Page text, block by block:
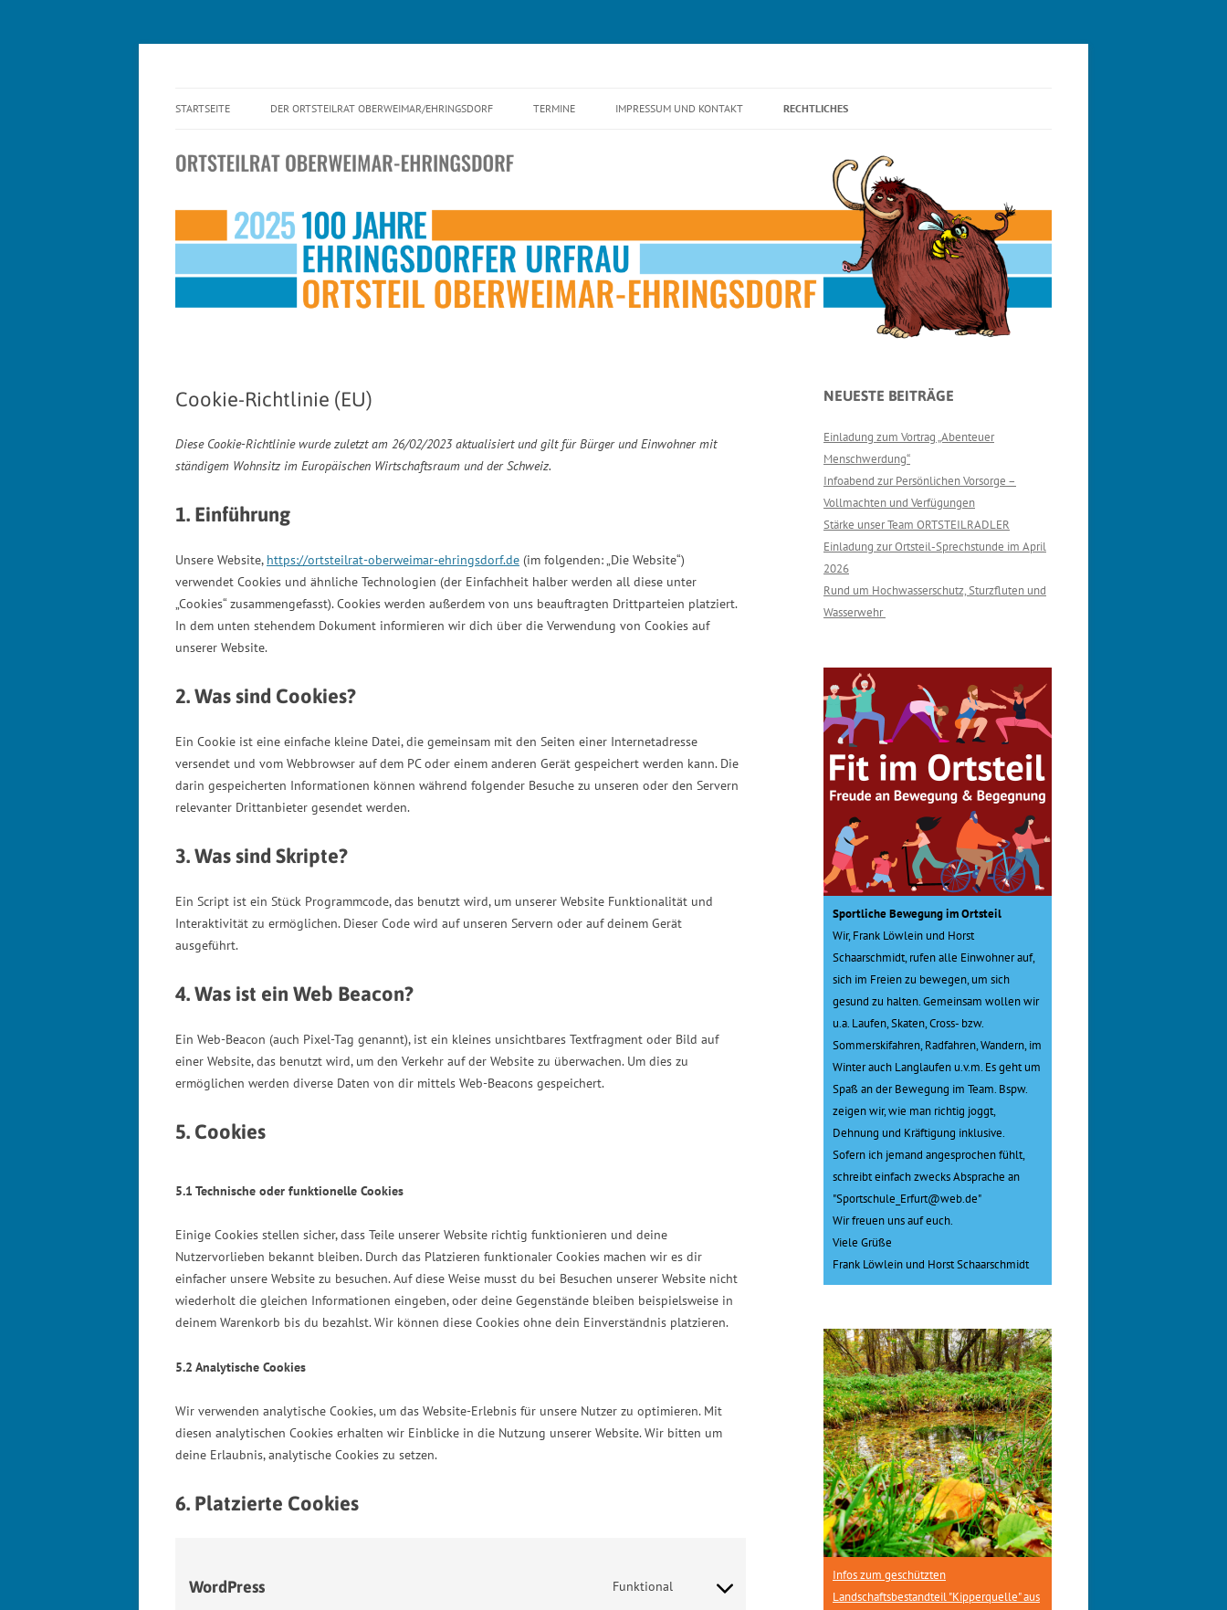
Inhalt
STARTSEITE DER ORTSTEILRAT OBERWEIMAR/EHRINGSDORF
PRESSE
TERMINE IMPRESSUM UND KONTAKT RECHTLICHES
COOKIE-RICHTLINIE (EU)
Cookie-Richtlinie (EU)
Diese Cookie-Richtlinie wurde zuletzt am 26/02/2023 aktualisiert und gilt für Bürger und Einwohner mit
ständigem Wohnsitz im Europäischen Wirtschaftsraum und der Schweiz.
1. Einführung
Unsere Website, https://ortsteilrat-oberweimar-ehringsdorf.de (im folgenden: „Die Website“)
verwendet Cookies und ähnliche Technologien (der Einfachheit halber werden all diese unter
„Cookies“ zusammengefasst). Cookies werden außerdem von uns beauftragten Drittparteien platziert.
In dem unten stehendem Dokument informieren wir dich über die Verwendung von Cookies auf
unserer Website.
2. Was sind Cookies?
Ein Cookie ist eine einfache kleine Datei, die gemeinsam mit den Seiten einer Internetadresse
versendet und vom Webbrowser auf dem PC oder einem anderen Gerät gespeichert werden kann. Die
darin gespeicherten Informationen können während folgender Besuche zu unseren oder den Servern
relevanter Drittanbieter gesendet werden.
3. Was sind Skripte?
Ein Script ist ein Stück Programmcode, das benutzt wird, um unserer Website Funktionalität und
Interaktivität zu ermöglichen. Dieser Code wird auf unseren Servern oder auf deinem Gerät
ausgeführt.
4. Was ist ein Web Beacon?
Ein Web-Beacon (auch Pixel-Tag genannt), ist ein kleines unsichtbares Textfragment oder Bild auf
einer Website, das benutzt wird, um den Verkehr auf der Website zu überwachen. Um dies zu
ermöglichen werden diverse Daten von dir mittels Web-Beacons gespeichert.
5. Cookies
5.1 Technische oder funktionelle Cookies
Einige Cookies stellen sicher, dass Teile unserer Website richtig funktionieren und deine
Nutzervorlieben bekannt bleiben. Durch das Platzieren funktionaler Cookies machen wir es dir
einfacher unsere Website zu besuchen. Auf diese Weise musst du bei Besuchen unserer Website nicht
wiederholt die gleichen Informationen eingeben, oder deine Gegenstände bleiben beispielsweise in
deinem Warenkorb bis du bezahlst. Wir können diese Cookies ohne dein Einverständnis platzieren.
5.2 Analytische Cookies
Wir verwenden analytische Cookies, um das Website-Erlebnis für unsere Nutzer zu optimieren. Mit
diesen analytischen Cookies erhalten wir Einblicke in die Nutzung unserer Website. Wir bitten um
deine Erlaubnis, analytische Cookies zu setzen.
6. Platzierte Cookies
WordPress Funktional
service
NEUESTE BEITRÄGE
Einladung zum Vortrag „Abenteuer
Menschwerdung“
Infoabend zur Persönlichen Vorsorge –
Vollmachten und Verfügungen
Stärke unser Team ORTSTEILRADLER
Einladung zur Ortsteil-Sprechstunde im April
2026
Rund um Hochwasserschutz, Sturzfluten und
Wasserwehr
Sportliche Bewegung im Ortsteil
Wir, Frank Löwlein und Horst
Schaarschmidt, rufen alle Einwohner auf,
sich im Freien zu bewegen, um sich
gesund zu halten. Gemeinsam wollen wir
u.a. Laufen, Skaten, Cross- bzw.
Sommerskifahren, Radfahren, Wandern, im
Winter auch Langlaufen u.v.m. Es geht um
Spaß an der Bewegung im Team. Bspw.
zeigen wir, wie man richtig joggt,
Dehnung und Kräftigung inklusive.
Sofern ich jemand angesprochen fühlt,
schreibt einfach zwecks Absprache an
"Sportschule_Erfurt@web.de"
Wir freuen uns auf euch.
Viele Grüße
Frank Löwlein und Horst Schaarschmidt
Infos zum geschützten
Landschaftsbestandteil "Kipperquelle" aus